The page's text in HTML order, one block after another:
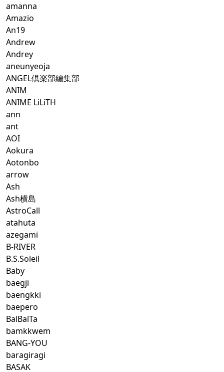
amanna
Amazio
An19
Andrew
Andrey
aneunyeoja
ANGEL倶楽部編集部
ANIM
ANIME LiLiTH
ann
ant
AOI
Aokura
Aotonbo
arrow
Ash
Ash横島
AstroCall
atahuta
azegami
B-RIVER
B.S.Soleil
Baby
baegji
baengkki
baepero
BalBalTa
bamkkwem
BANG-YOU
baragiragi
BASAK